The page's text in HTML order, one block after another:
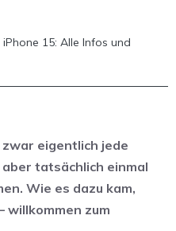
iPhone 15: Alle Infos und
eigentlich jede
tatsächlich einmal
Wie es dazu kam,
willkommen zum